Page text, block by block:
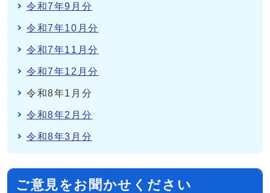
令和7年9月分
令和7年10月分
令和7年11月分
令和7年12月分
令和8年1月分
令和8年2月分
令和8年3月分
ご意見をお聞かせください